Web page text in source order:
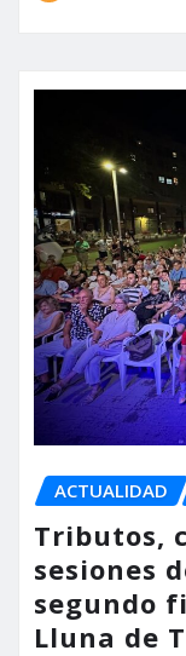
ACTUALIDAD
Tributos,
sesiones
segundo
Lluna de